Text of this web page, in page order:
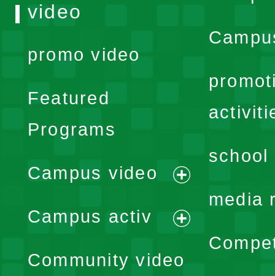
school
media
video
promo video
Featured
Programs
Campus video
expand
menu
Campus activ
expand
Community video